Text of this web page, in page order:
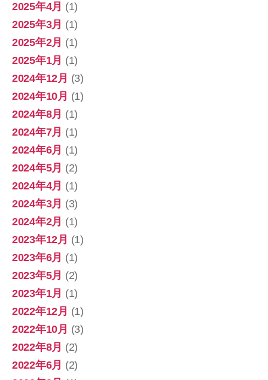
2025年4月 (1)
2025年3月 (1)
2025年2月 (1)
2025年1月 (1)
2024年12月 (3)
2024年10月 (1)
2024年8月 (1)
2024年7月 (1)
2024年6月 (1)
2024年5月 (2)
2024年4月 (1)
2024年3月 (3)
2024年2月 (1)
2023年12月 (1)
2023年6月 (1)
2023年5月 (2)
2023年1月 (1)
2022年12月 (1)
2022年10月 (3)
2022年8月 (2)
2022年6月 (2)